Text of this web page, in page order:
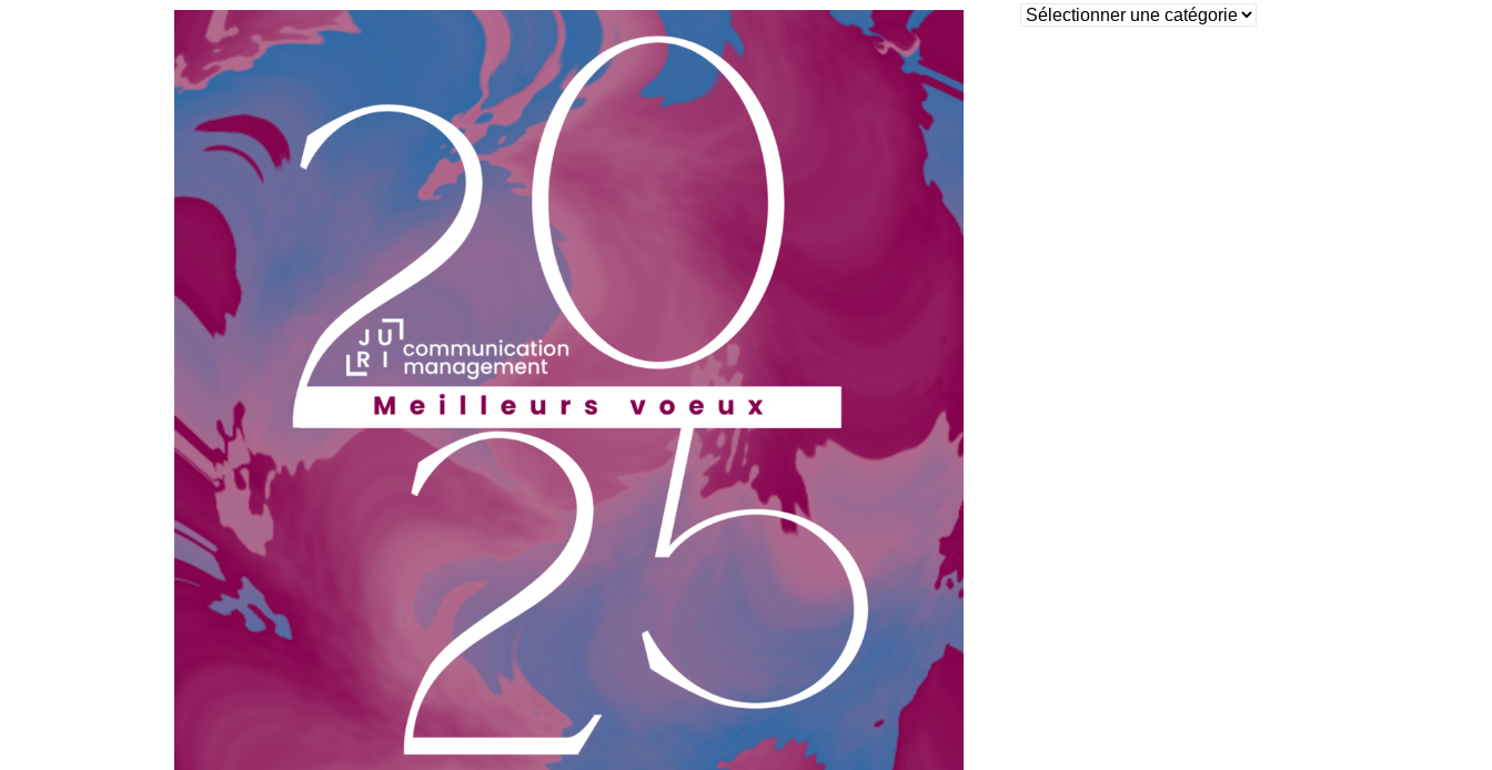
Rubriques